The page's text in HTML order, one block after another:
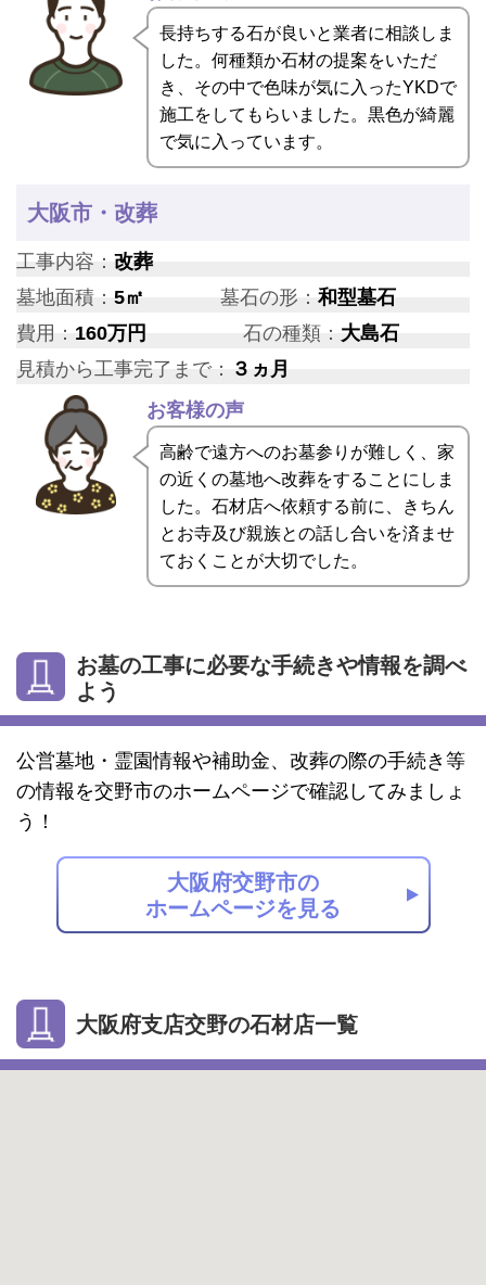
長持ちする石が良いと業者に相談しま
した。何種類か石材の提案をいただ
き、その中で色味が気に入ったYKDで
施工をしてもらいました。黒色が綺麗
で気に入っています。
大阪市・改葬
工事内容： 改葬
墓地面積： 5㎡ 墓石の形：和型墓石
費用： 160万円 石の種類： 大島石
見積から工事完了まで： ３ヵ月
お客様の声
高齢で遠方へのお墓参りが難しく、家
の近くの墓地へ改葬をすることにしま
した。石材店へ依頼する前に、きちん
とお寺及び親族との話し合いを済ませ
ておくことが大切でした。
お墓の工事に必要な手続きや情報を調べ
よう
公営墓地・霊園情報や補助金、改葬の際の手続き等
の情報を交野市のホームページで確認してみましょ
う！
大阪府交野市の
ホームページを見る
大阪府支店交野の石材店一覧